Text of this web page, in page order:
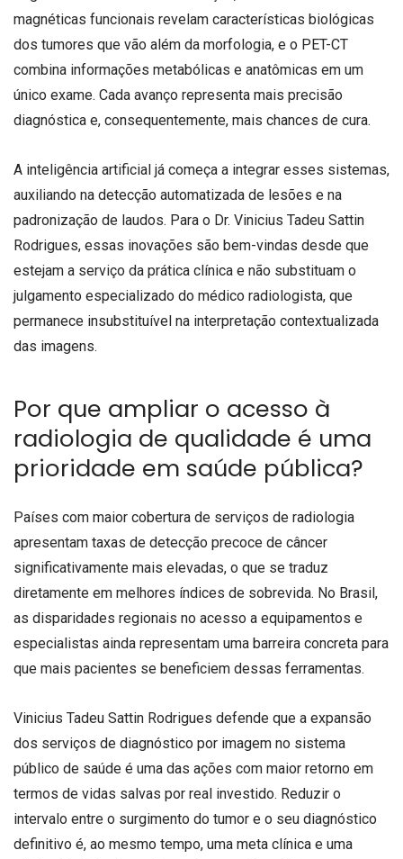
magnéticas funcionais revelam características biológicas
dos tumores que vão além da morfologia, e o PET-CT
combina informações metabólicas e anatômicas em um
único exame. Cada avanço representa mais precisão
diagnóstica e, consequentemente, mais chances de cura.
A inteligência artificial já começa a integrar esses sistemas,
auxiliando na detecção automatizada de lesões e na
padronização de laudos. Para o Dr. Vinicius Tadeu Sattin
Rodrigues, essas inovações são bem-vindas desde que
estejam a serviço da prática clínica e não substituam o
julgamento especializado do médico radiologista, que
permanece insubstituível na interpretação contextualizada
das imagens.
Por que ampliar o acesso à
radiologia de qualidade é uma
prioridade em saúde pública?
Países com maior cobertura de serviços de radiologia
apresentam taxas de detecção precoce de câncer
significativamente mais elevadas, o que se traduz
diretamente em melhores índices de sobrevida. No Brasil,
as disparidades regionais no acesso a equipamentos e
especialistas ainda representam uma barreira concreta para
que mais pacientes se beneficiem dessas ferramentas.
Vinicius Tadeu Sattin Rodrigues defende que a expansão
dos serviços de diagnóstico por imagem no sistema
público de saúde é uma das ações com maior retorno em
termos de vidas salvas por real investido. Reduzir o
intervalo entre o surgimento do tumor e o seu diagnóstico
definitivo é, ao mesmo tempo, uma meta clínica e uma